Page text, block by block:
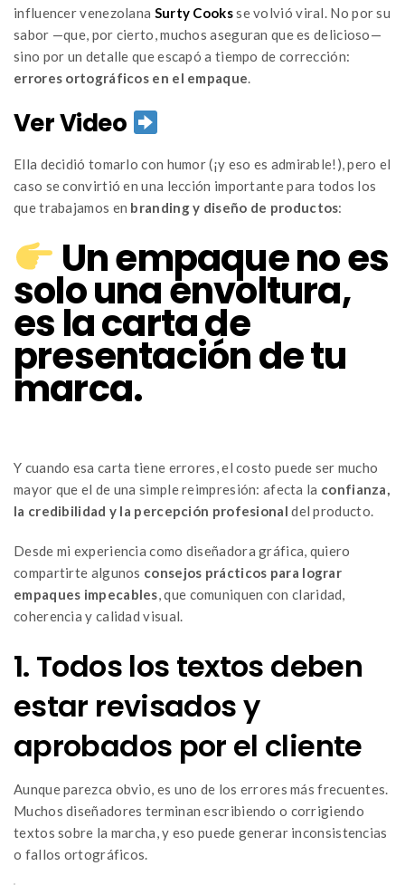
influencer venezolana Surty Cooksse volvió viral. No por su
sabor —que, por cierto, muchos aseguran que es delicioso—
sino por un detalle que escapó a tiempo de corrección:
errores ortográficos en el empaque.
Ver Video
Ella decidió tomarlo con humor (¡y eso es admirable!), pero el
caso se convirtió en una lección importante para todos los
que trabajamos en branding y diseño de productos:
Un empaque no es
solo una envoltura,
es la carta de
presentación de tu
marca.
Y cuando esa carta tiene errores, el costo puede ser mucho
mayor que el de una simple reimpresión: afecta la confianza,
la credibilidad y la percepción profesional del producto.
Desde mi experiencia como diseñadora gráfica, quiero
compartirte algunos consejos prácticos para lograr
empaques impecables, que comuniquen con claridad,
coherencia y calidad visual.
1. Todos los textos deben
estar revisados y
aprobados por el cliente
Aunque parezca obvio, es uno de los errores más frecuentes.
Muchos diseñadores terminan escribiendo o corrigiendo
textos sobre la marcha, y eso puede generar inconsistencias
o fallos ortográficos.